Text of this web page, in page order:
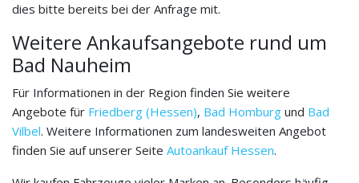
dies bitte bereits bei der Anfrage mit.
Weitere Ankaufsangebote rund um
Bad Nauheim
Für Informationen in der Region finden Sie weitere
Angebote für Friedberg (Hessen), Bad Homburg und Bad
Vilbel. Weitere Informationen zum landesweiten Angebot
finden Sie auf unserer Seite Autoankauf Hessen.